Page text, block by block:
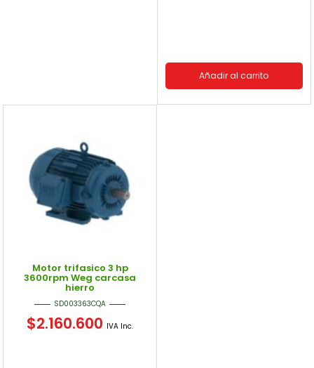
Añadir al carrito
Motor trifasico 3 hp
3600rpm Weg carcasa
hierro
SD003363CQA
$2.160.600 IVA Inc.